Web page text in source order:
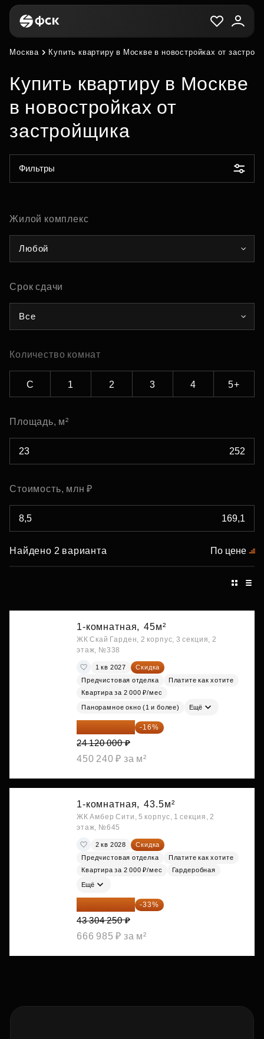
Москва Купить квартиру в Москве в новостройках от
Купить квартиру в Москве
в новостройках от
застройщика
Фильтры
Жилой комплекс
Любой
Срок сдачи
Все
Количество комнат
С 1 2 3 4 5+
Площадь, м²
Стоимость, млн ₽
Найдено 2 варианта По цене
1-комнатная, 45м²
ЖК Скай Гарден, 2 корпус, 3 секция, 2
этаж, №338
1 кв 2027
Скидка
Предчистовая отделка
Платите как хотите
Квартира за 2 000 ₽/мес
Панорамное окно (1 и более) Ещё
20 260 800 ₽ -16%
24 120 000 ₽
450 240 ₽ за м²
1-комнатная, 43.5м²
ЖК Амбер Сити, 5 корпус, 1 секция, 2
этаж, №645
2 кв 2028
Скидка
Предчистовая отделка
Платите как хотите
Квартира за 2 000 ₽/мес
Гардеробная
Ещё
29 013 848 ₽ -33%
43 304 250 ₽
666 985 ₽ за м²